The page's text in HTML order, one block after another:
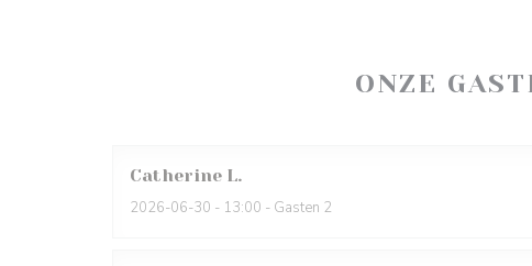
ONZE
Catherine L
2026-06-30 - 13:00 - Gasten 2